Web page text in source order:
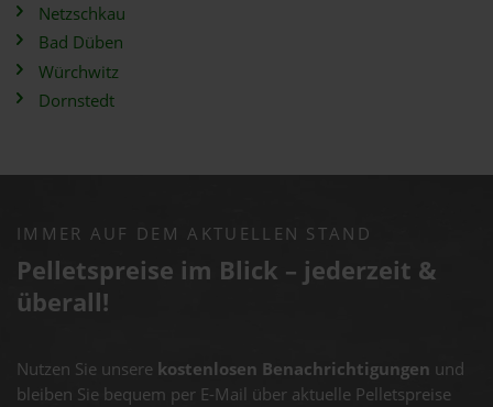
Netzschkau
Bad Düben
Würchwitz
Dornstedt
IMMER AUF DEM AKTUELLEN STAND
Pelletspreise im Blick – jederzeit &
überall!
Nutzen Sie unsere kostenlosen Benachrichtigungen und
bleiben Sie bequem per E-Mail über aktuelle Pelletspreise